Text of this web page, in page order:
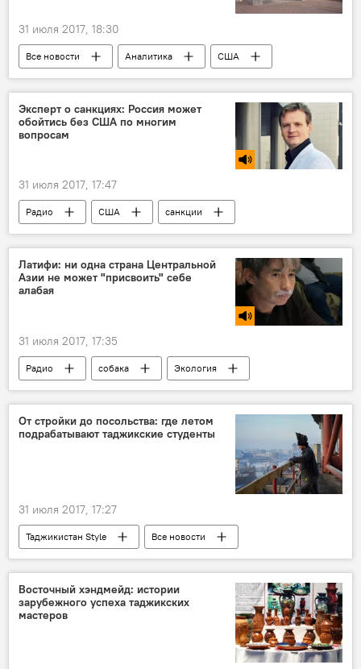
31 июля 2017, 18:30
Все новости Аналитика
США
Израиль
ЦРУ
провал
Иран
кризис ядерная война
Эксперт о санкциях: Россия может
обойтись без США по многим
вопросам
31 июля 2017, 17:47
Радио США
санкции
Россия
Латифи: ни одна страна Центральной
Азии не может "присвоить" себе
алабая
31 июля 2017, 17:35
Радио собака
Экология
Таджикистан
От стройки до посольства: где летом
подрабатывают таджикские студенты
31 июля 2017, 17:27
Таджикистан Style
Все новости
студенты
работа
каникулы
Истории успешных таджиков
Таджикистан
Россия
Восточный хэндмейд: истории
зарубежного успеха таджикских
мастеров